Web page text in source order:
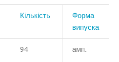
Кількість
Форма
випуска
94 амп.